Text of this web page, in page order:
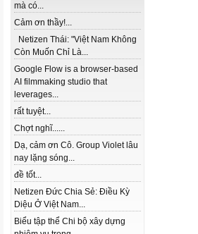
mà có...
Cảm ơn thầy!...
Netizen Thái: "Việt Nam Không
Còn Muốn Chỉ Là...
Google Flow is a browser-based
AI filmmaking studio that
leverages...
rất tuyệt...
Chợt nghĩ......
Dạ, cảm ơn Cô. Group Violet lâu
nay lặng sóng...
đề tốt...
Netizen Đức Chia Sẻ: Điều Kỳ
Diệu Ở Việt Nam...
Biểu tập thể Chi bộ xây dựng